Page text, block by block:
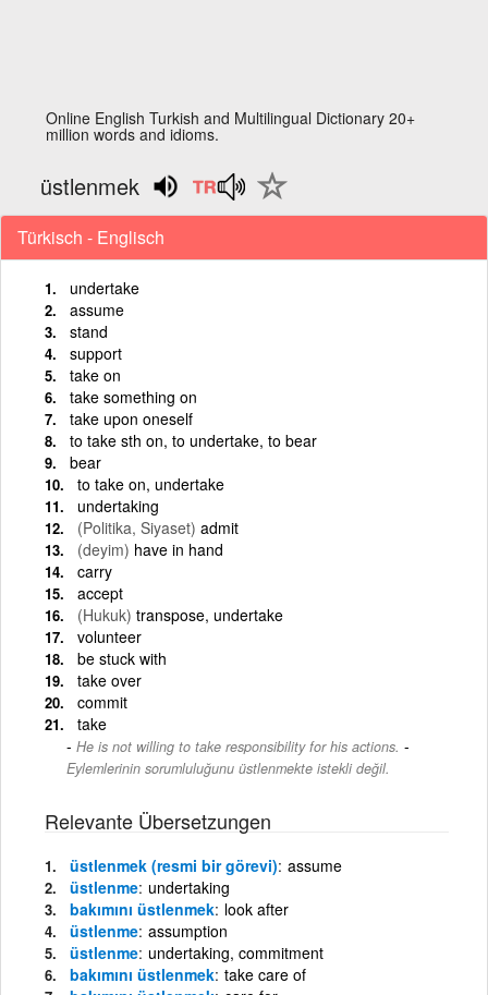
Online English Turkish and Multilingual Dictionary 20+
million words and idioms.
üstlenmek
Türkisch - Englisch
undertake
assume
stand
support
take on
take something on
take upon oneself
to take sth on, to undertake, to bear
bear
to take on, undertake
undertaking
(Politika, Siyaset) admit
(deyim) have in hand
carry
accept
(Hukuk) transpose, undertake
volunteer
be stuck with
take over
commit
take
He is not willing to take responsibility for his actions. -
Eylemlerinin sorumluluğunu üstlenmekte istekli değil.
Relevante Übersetzungen
üstlenmek (resmi bir görevi) assume
üstlenme undertaking
bakımını üstlenmek look after
üstlenme assumption
üstlenme undertaking, commitment
bakımını üstlenmek take care of